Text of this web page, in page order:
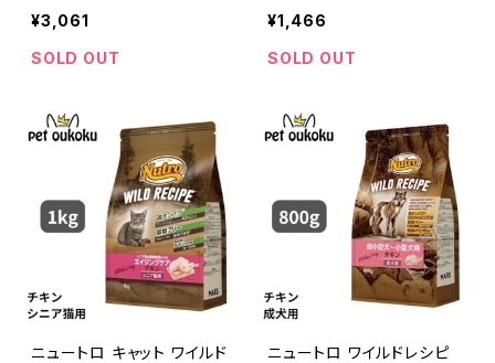
猫用 1kg 49023978457
99
¥3,061
SOLD OUT
ン シニア猫用 400g 4902
397845836
¥1,466
SOLD OUT
ニュートロ キャット ワイルド
ニュートロ ワイルドレシピ